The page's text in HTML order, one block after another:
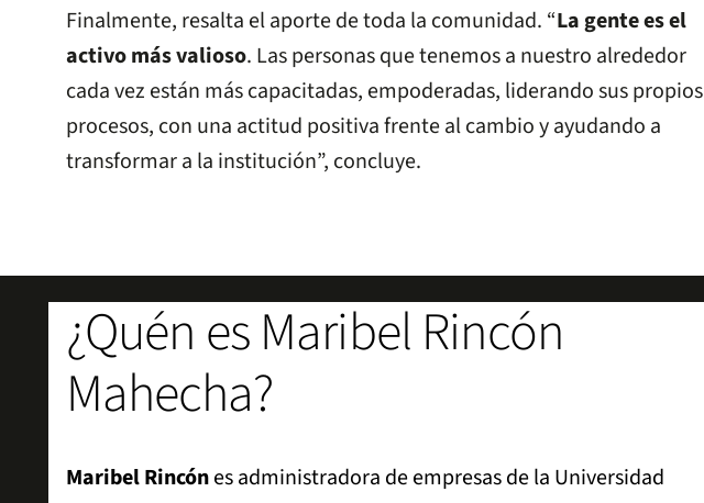
Finalmente, resalta el aporte de toda la comunidad. “La gente es el
activo más valioso. Las personas que tenemos a nuestro alrededor
cada vez están más capacitadas, empoderadas, liderando sus propios
procesos, con una actitud positiva frente al cambio y ayudando a
transformar a la institución”, concluye.
¿Quén es Maribel Rincón
Mahecha?
Maribel Rincónes administradora de empresas de la Universidad